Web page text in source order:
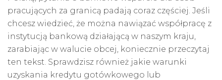
pracujących za granicą padają coraz częściej. Jeśli
chcesz wiedzieć, że można nawiązać współpracę z
instytucją bankową działającą w naszym kraju,
zarabiając w walucie obcej, koniecznie przeczytaj
ten tekst. Sprawdzisz również jakie warunki
uzyskania kredytu gotówkowego lub